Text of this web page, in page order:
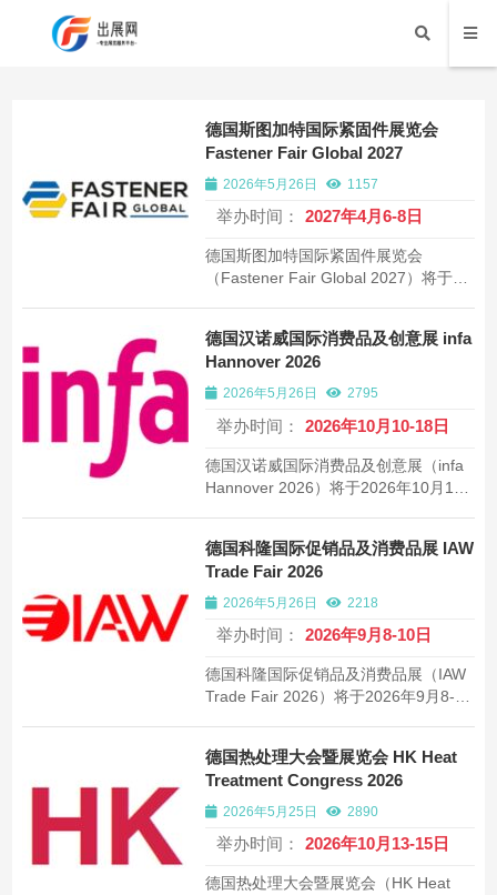
德国斯图加特国际紧固件展览会
Fastener Fair Global 2027
2026年5月26日 1157
举办时间： 2027年4月6-8日
德国斯图加特国际紧固件展览会
（Fastener Fair Global 2027）将于
1000+家展商，30000平方米。
德国汉诺威国际消费品及创意展 infa
Hannover 2026
2026年5月26日 2795
举办时间： 2026年10月10-18日
德国汉诺威国际消费品及创意展（infa
Hannover 2026）将于2026年10月10-
800家展商，40000平方米，预计超15
万观众。
德国科隆国际促销品及消费品展 IAW
Trade Fair 2026
2026年5月26日 2218
举办时间： 2026年9月8-10日
德国科隆国际促销品及消费品展（IAW
Trade Fair 2026）将于2026年9月8-10
家展商，30000平方米。
德国热处理大会暨展览会 HK Heat
Treatment Congress 2026
2026年5月25日 2890
举办时间： 2026年10月13-15日
德国热处理大会暨展览会（HK Heat